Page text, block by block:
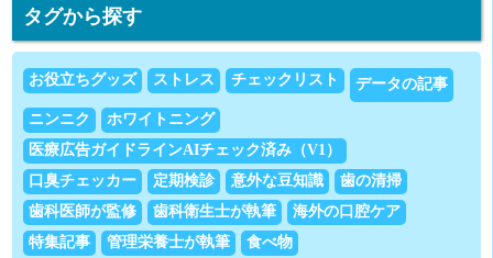
タグから探す
お役立ちグッズ ストレス チェックリスト データの記事
ニンニク
ホワイトニング
医療広告ガイドラインAIチェック済み（V1）
口臭チェッカー
定期検診 意外な豆知識
歯の清掃
歯科医師が監修
歯科衛生士が執筆
海外の口腔ケア
特集記事
管理栄養士が執筆 食べ物